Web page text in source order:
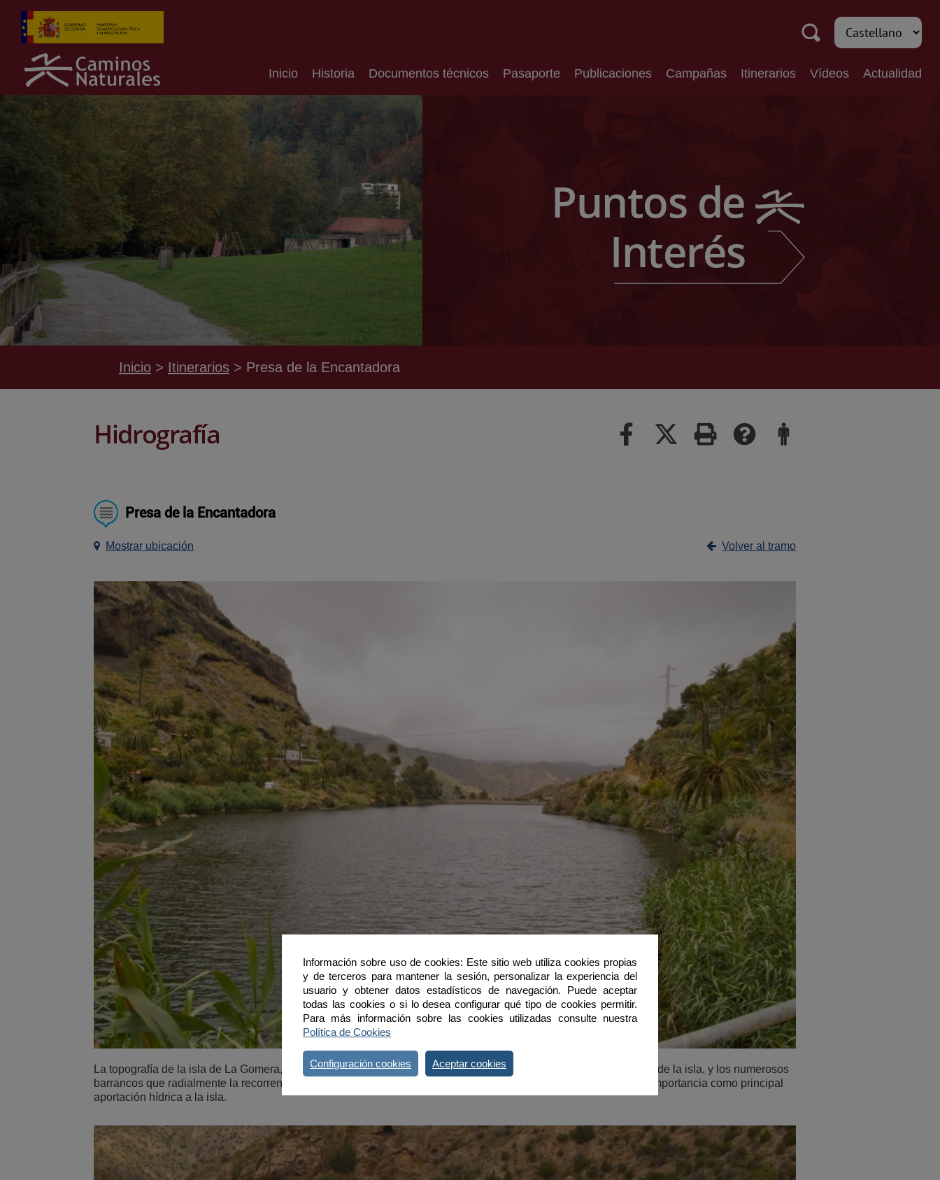
Información sobre uso de cookies: Este sitio web utiliza cookies propias
y de terceros para mantener la sesión, personalizar la experiencia del
usuario y obtener datos estadísticos de navegación. Puede aceptar
todas las cookies o si lo desea configurar qué tipo de cookies permitir.
Para más información sobre las cookies utilizadas consulte nuestra
Política de Cookies
Configuración cookies Aceptar cookies
Inicio Historia Documentos técnicos Pasaporte Publicaciones Campañas Itinerarios Vídeos Actualidad
Puntos de
Interés
Inicio Itinerarios Presa de la Encantadora
Hidrografía
Presa de la Encantadora
Mostrar ubicación Volver al tramo
La topografía de la isla de La Gomera, con el Alto de Garajonay con sus 1.484 m de altura como el punto más alto de la isla, y los numerosos
barrancos que radialmente la recorren, conforman un escarpado relieve en el que los embalses cobran especial importancia como principal
aportación hídrica a la isla.